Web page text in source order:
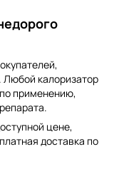
Любой калоризатор
применению,
цене,
доставка по